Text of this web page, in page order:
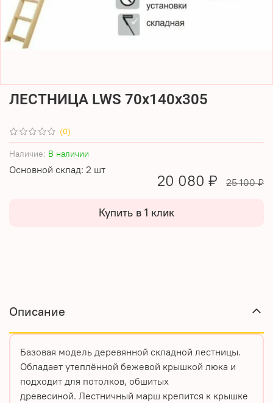
(0)
Наличие: В наличии
Основной склад: 2 шт
ЛЕСТНИЦА LWS 70х140х305
20 080 ₽ 25 100 ₽
Купить в 1 клик
Описание
Базовая модель деревянной складной лестницы.
Обладает утеплённой бежевой крышкой люка и
подходит для потолков, обшитых
древесиной. Лестничный марш крепится к крышке